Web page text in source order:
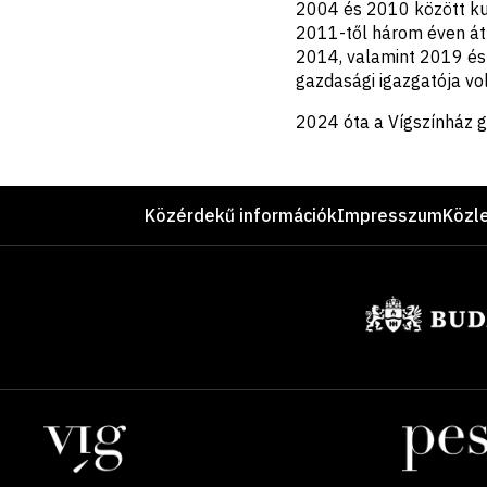
2004 és 2010 között
2011-től három éven
2014, valamint 2019
gazdasági igazgatója
2024 óta a Vígszínház
Közérdekű információkImpresszum
Helyszínek